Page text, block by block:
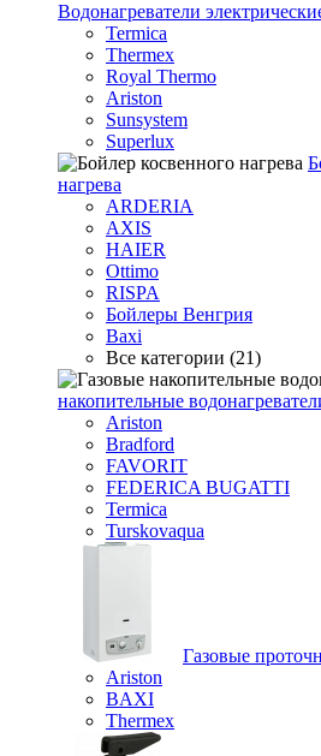
Водонагреватели
Termica
Thermex
Royal Thermo
Ariston
Sunsystem
Superlux
нагрева
ARDERIA
AXIS
HAIER
Ottimo
RISPA
Бойлеры Венгрия
Baxi
Все категории (21)
накопительные
Ariston
Bradford
FAVORIT
FEDERICA BUGATTI
Termica
Turskovaqua
Газовые
Ariston
BAXI
Thermex